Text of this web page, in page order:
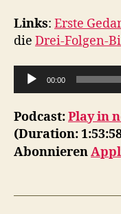
Links: Erste
die Drei-Folgen-
u
d
i
o
00:00
Podcast:Play in
(Duration:
Abonnieren